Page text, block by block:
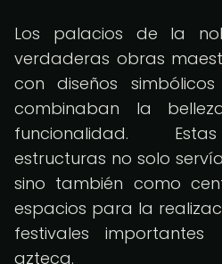
Los palacios de la
verdaderas obras
con diseños
combinaban la
funcionalidad.
estructuras no solo
sino también como
espacios para la
festivales
azteca.